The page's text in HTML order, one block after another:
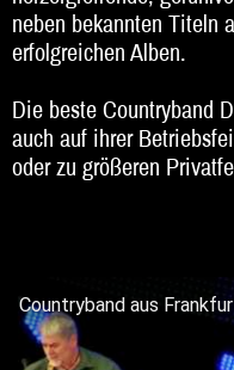
Beratung
Impressum
neben bekannten Titeln
erfolgreichen Alben.
Die beste Countryband
auch auf ihrer
oder zu größeren
Countryband aus
Countryband aus
Countryband aus
Acoustic Trail - The